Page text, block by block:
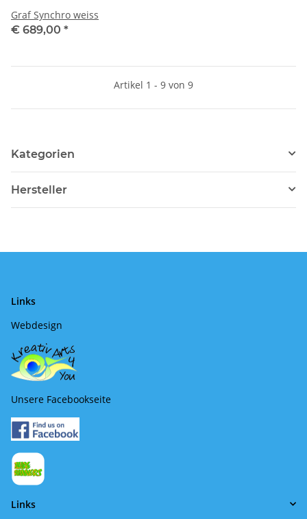
Graf Synchro weiss
€ 689,00 *
Artikel 1 - 9 von 9
Kategorien
Hersteller
Links
Webdesign
Unsere Facebookseite
Links